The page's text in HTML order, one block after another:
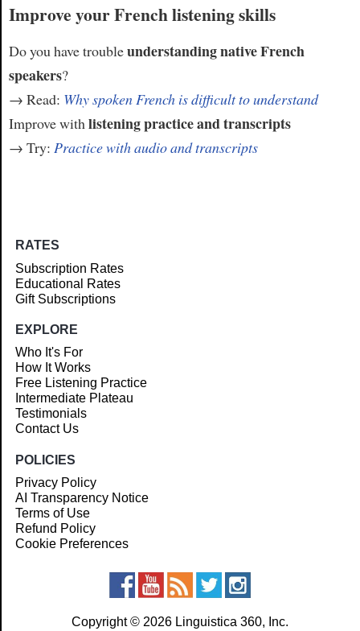
Improve your French listening skills
Do you have troubleunderstanding native French
speakers?
→ Read: Why spoken French is difficult to understand
Improve withlistening practice and transcripts
→ Try: Practice with audio and transcripts
RATES
Subscription Rates
Educational Rates
Gift Subscriptions
EXPLORE
Who It's For
How It Works
Free Listening Practice
Intermediate Plateau
Testimonials
Contact Us
POLICIES
Privacy Policy
AI Transparency Notice
Terms of Use
Refund Policy
Cookie Preferences
Copyright © 2026 Linguistica 360, Inc.